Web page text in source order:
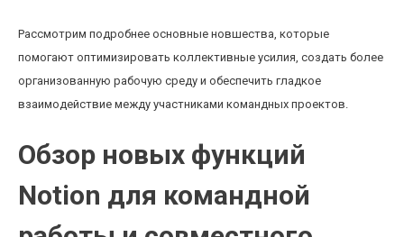
Рассмотрим подробнее основные новшества, которые
помогают оптимизировать коллективные усилия, создать более
организованную рабочую среду и обеспечить гладкое
взаимодействие между участниками командных проектов.
Обзор новых функций
Notion для командной